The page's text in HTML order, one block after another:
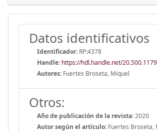
Datos identificativos
Identificador: RP:4378
Handle: https://hdl.handle.net/
Autores: Fuertes Broseta, Miquel
Otros:
Año de publicación de la revista:2020
Autor según el artículo: Fuertes Broseta,